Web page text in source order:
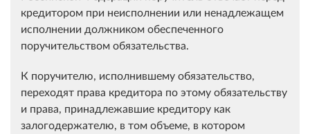
кредитором при неисполнении или ненадлежащем
исполнении должником обеспеченного
поручительством обязательства.
К поручителю, исполнившему обязательство,
переходят права кредитора по этому обязательству
и права, принадлежавшие кредитору как
залогодержателю, в том объеме, в котором